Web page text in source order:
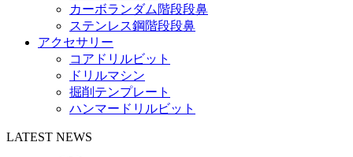
カーボランダム階段段鼻
ステンレス鋼階段段鼻
アクセサリー
コアドリルビット
ドリルマシン
掘削テンプレート
ハンマードリルビット
LATEST NEWS